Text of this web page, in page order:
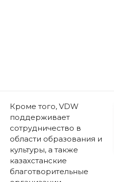
Кроме того, VDW
поддерживает
сотрудничество в
области образования и
культуры, а также
казахстанские
благотворительные